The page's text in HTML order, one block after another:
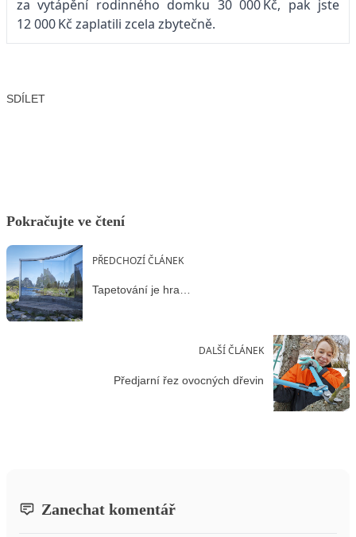
za vytápění rodinného domku 30 000 Kč, pak jste
12 000 Kč zaplatili zcela zbytečně.
SDÍLET
Pokračujte ve čtení
PŘEDCHOZÍ ČLÁNEK
Tapetování je hra…
DALŠÍ ČLÁNEK
Předjarní řez ovocných dřevin
Zanechat komentář